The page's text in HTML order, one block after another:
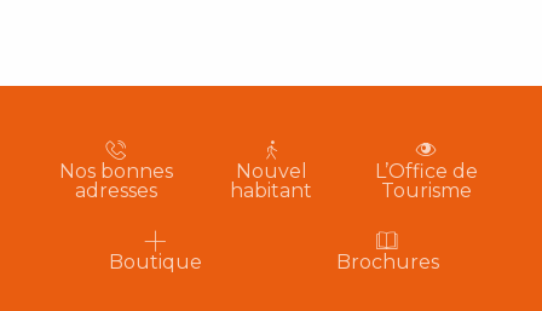
Nos bonnes
adresses
Nouvel
habitant
L’Office de
Tourisme
Boutique Brochures